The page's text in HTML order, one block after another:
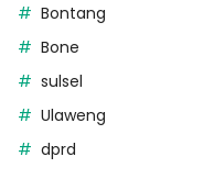
Bontang
Bone
sulsel
Ulaweng
dprd